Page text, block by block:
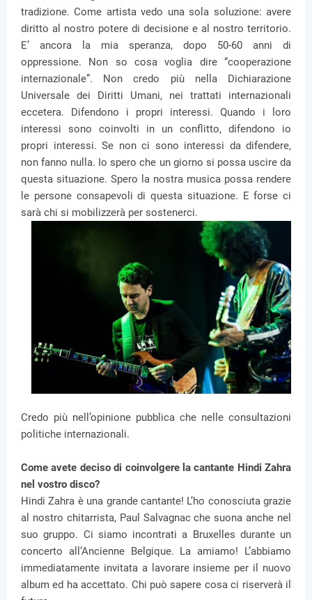
tradizione. Come artista vedo una sola soluzione: avere
diritto al nostro potere di decisione e al nostro territorio.
E’ ancora la mia speranza, dopo 50-60 anni di
oppressione. Non so cosa voglia dire “cooperazione
internazionale”. Non credo più nella Dichiarazione
Universale dei Diritti Umani, nei trattati internazionali
eccetera. Difendono i propri interessi. Quando i loro
interessi sono coinvolti in un conflitto, difendono io
propri interessi. Se non ci sono interessi da difendere,
non fanno nulla. Io spero che un giorno si possa uscire da
questa situazione. Spero la nostra musica possa rendere
le persone consapevoli di questa situazione. E forse ci
sarà chi si mobilizzerà per sostenerci.
Credo più nell’opinione pubblica che nelle consultazioni
politiche internazionali.
Come avete deciso di coinvolgere la cantante Hindi Zahra
nel vostro disco?
Hindi Zahra è una grande cantante! L’ho conosciuta grazie
al nostro chitarrista, Paul Salvagnac che suona anche nel
suo gruppo. Ci siamo incontrati a Bruxelles durante un
concerto all’Ancienne Belgique. La amiamo! L’abbiamo
immediatamente invitata a lavorare insieme per il nuovo
album ed ha accettato. Chi può sapere cosa ci riserverà il